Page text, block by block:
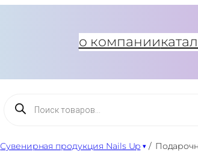
о компании
Поиск
товаров
Сувенирная продукция Nails Up /